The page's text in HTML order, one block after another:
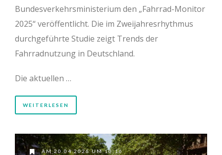
Bundesverkehrsministerium den „Fahrrad-Monitor
2025“ veröffentlicht. Die im Zweijahresrhythmus
durchgeführte Studie zeigt Trends der
Fahrradnutzung in Deutschland.
Die aktuellen …
WEITERLESEN
AM 20.04.2026 UM 10:16